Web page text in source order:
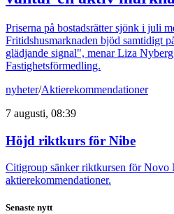
Priserna på bostadsrätter sjönk i juli
Fritidshusmarknaden bjöd samtidigt
glädjande signal", menar Liza
Fastighetsförmedling.
nyheter/Aktierekommendationer
7 augusti, 08:39
Höjd riktkurs för Nibe
Citigroup sänker riktkursen för Novo
aktierekommendationer.
Senaste nytt